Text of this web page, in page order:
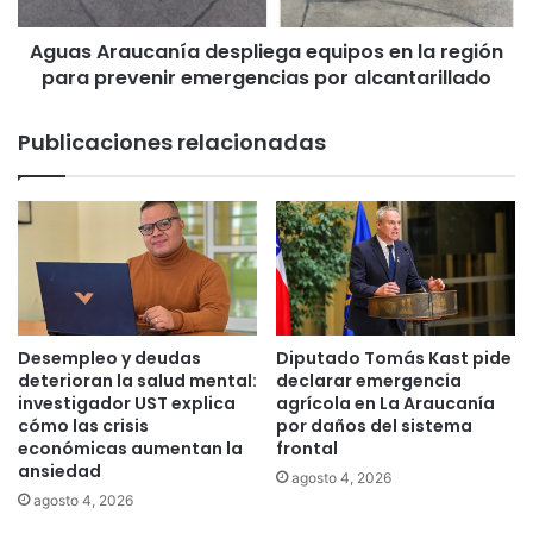
u
a
d
e
s
e
g
a
e
q
u
i
p
Aguas Araucanía despliega equipos en la región
para prevenir emergencias por alcantarillado
Publicaciones relacionadas
Desempleo y deudas
deterioran la salud mental:
investigador UST explica
cómo las crisis
económicas aumentan la
ansiedad
agosto 4, 2026
Diputado Tomás Kast pide
declarar emergencia
agrícola en La Araucanía
por daños del sistema
frontal
agosto 4, 2026